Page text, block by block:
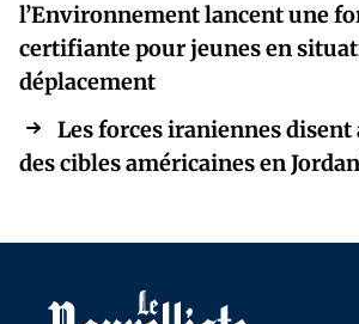
l’Environnement lancent une
certifiante pour jeunes en
déplacement
Les forces iraniennes
des cibles américaines en